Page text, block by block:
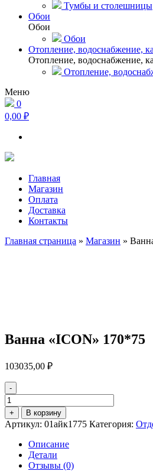
Тумбы и столешницы
Обои
Обои
Обои
Отопление, водоснабжение,
Отопление, водоснабжение,
Отопление,
Меню
0
0,00 ₽
Главная
Магазин
Оплата
Доставка
Контакты
Главная страница » Магазин »
Ванна «ICON» 170*75
103035,00 ₽
-
Количество
товара
Ванна
"ICON"
170*75
+ В корзину
Артикул: 01айк1775 Категория:
Описание
Детали
Отзывы (0)